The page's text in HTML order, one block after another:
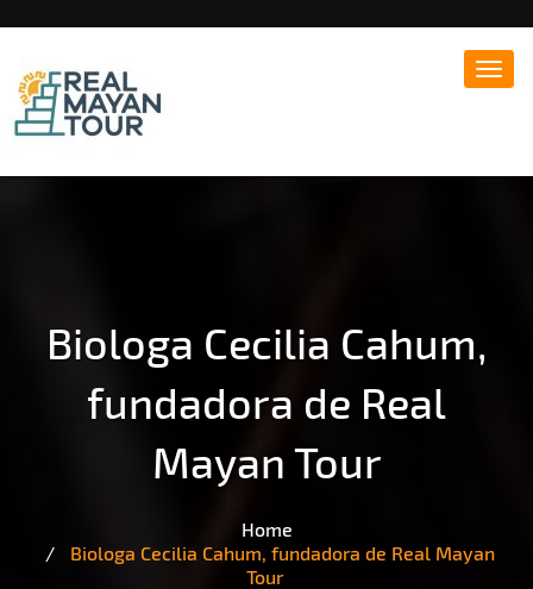
Eco-tuorism & Cultural Tourism
Biologa Cecilia Cahum,
fundadora de Real
Mayan Tour
Home
Biologa Cecilia Cahum, fundadora de Real Mayan
Tour